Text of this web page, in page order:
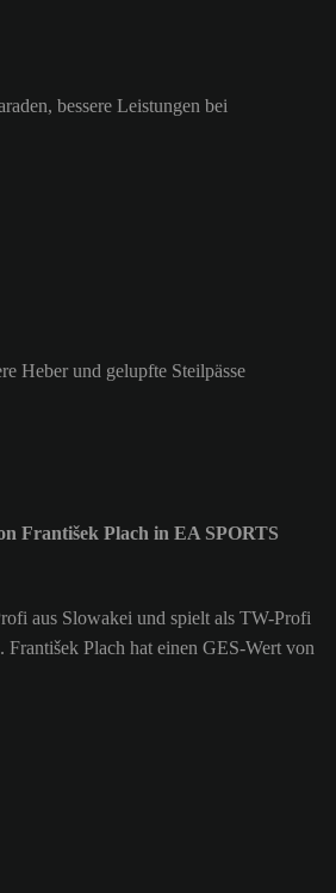
bessere Leistungen bei
Heber und gelupfte Steilpässe
František Plach in EA SPORTS
aus Slowakei und spielt als TW-Profi
Plach hat einen GES-Wert von